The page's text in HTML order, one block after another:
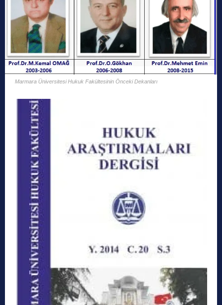
Marmara Üniversitesi Hukuk Fakültesinin Önceki Dekanları